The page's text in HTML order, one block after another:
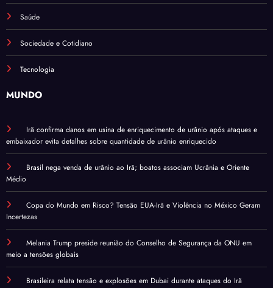
Saúde
Sociedade e Cotidiano
Tecnologia
MUNDO
Irã confirma danos em usina de enriquecimento de urânio após ataques e
embaixador evita detalhes sobre quantidade de urânio enriquecido
Brasil nega venda de urânio ao Irã; boatos associam Ucrânia e Oriente
Médio
Copa do Mundo em Risco? Tensão EUA-Irã e Violência no México Geram
Incertezas
Melania Trump preside reunião do Conselho de Segurança da ONU em
meio a tensões globais
Brasileira relata tensão e explosões em Dubai durante ataques do Irã